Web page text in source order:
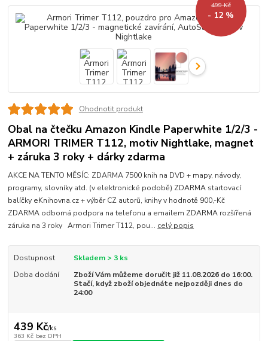
499 Kč
- 12 %
Ohodnotit produkt
Obal na čtečku Amazon Kindle Paperwhite 1/2/3 -
ARMORI TRIMER T112, motiv Nightlake, magnet
+ záruka 3 roky + dárky zdarma
AKCE NA TENTO MĚSÍC: ZDARMA 7500 knih na DVD + mapy, návody,
programy, slovníky atd. (v elektronické podobě) ZDARMA startovací
balíčky eKnihovna.cz + výběr CZ autorů, knihy v hodnotě 900,-Kč
ZDARMA odborná podpora na telefonu a emailem ZDARMA rozšířená
záruka na 3 roky Armori Trimer T112, pou... celý popis
Dostupnost
Skladem > 3 ks
Doba dodání
Zboží Vám můžeme doručit již 11.08.2026 do 16:00.
Stačí, když zboží objednáte nejpozději dnes do
24:00
439 Kč/ks
363 Kč bez DPH